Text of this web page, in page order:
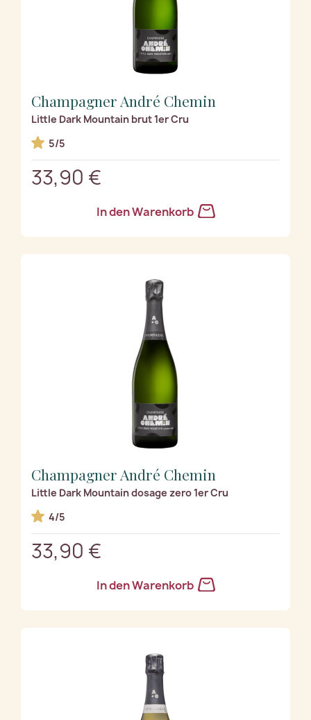
Champagner André Chemin
Little Dark Mountain brut 1er Cru
5/5
33,90 €
In den Warenkorb
Champagner André Chemin
Little Dark Mountain dosage zero 1er Cru
4/5
33,90 €
In den Warenkorb